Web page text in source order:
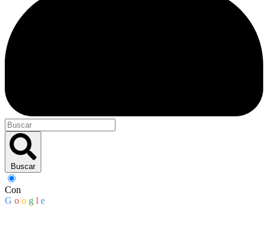
Buscar
Con
G o o g l e